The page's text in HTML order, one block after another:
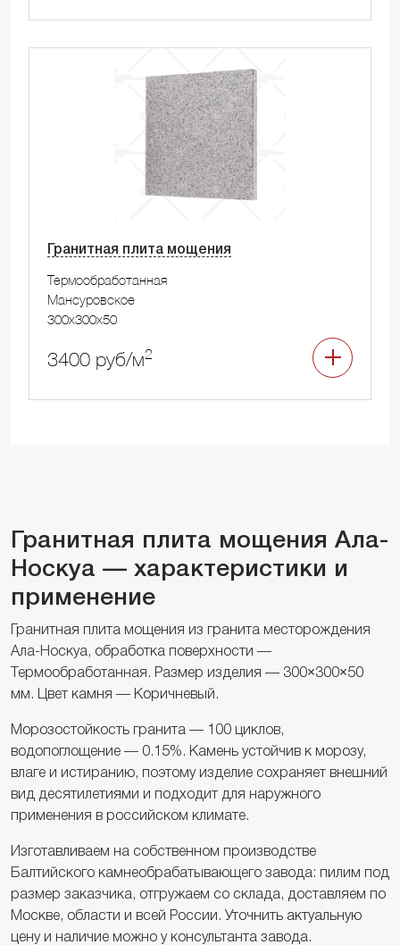
Гранитная плита мощения
Термообработанная
Мансуровское
300x300x50
3400 руб/м2
Гранитная плита мощения Ала-
Носкуа — характеристики и
применение
Гранитная плита мощения из гранита месторождения
Ала-Носкуа, обработка поверхности —
Термообработанная. Размер изделия — 300×300×50
мм. Цвет камня — Коричневый.
Морозостойкость гранита — 100 циклов,
водопоглощение — 0.15%. Камень устойчив к морозу,
влаге и истиранию, поэтому изделие сохраняет внешний
вид десятилетиями и подходит для наружного
применения в российском климате.
Изготавливаем на собственном производстве
Балтийского камнеобрабатывающего завода: пилим под
размер заказчика, отгружаем со склада, доставляем по
Москве, области и всей России. Уточнить актуальную
цену и наличие можно у консультанта завода.